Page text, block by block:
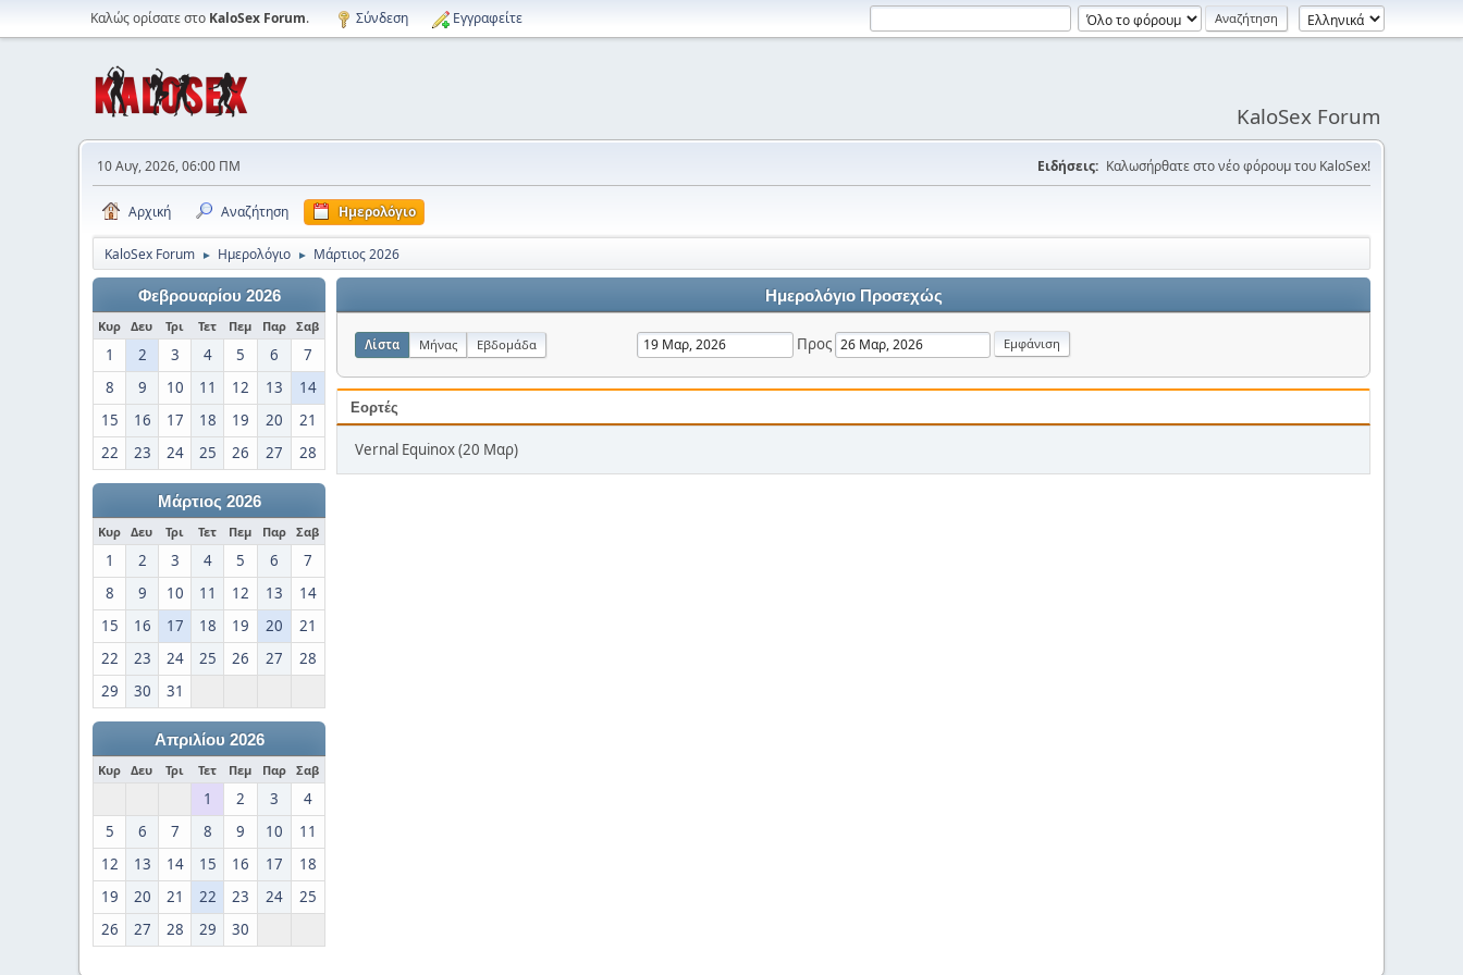
Καλώς ορίσατε στο KaloSex Forum. Σύνδεση Εγγραφείτε
KaloSex Forum
10 Αυγ, 2026, 06:00 ΠΜ Ειδήσεις: Καλωσήρθατε στο νέο φόρουμ του KaloSex!
Αρχική Αναζήτηση Ημερολόγιο
KaloSex Forum ► Ημερολόγιο ► Μάρτιος 2026
Φεβρουαρίου 2026
Κυρ Δευ Τρι Τετ Πεμ Παρ Σαβ
1 2 3 4 5 6
7
8
9 10 11 12 13
14
15
16 17 18 19 20
21
22
23 24 25 26 27 28
Μάρτιος 2026
Κυρ Δευ Τρι Τετ Πεμ Παρ Σαβ
1 2 3 4 5 6
7
8
9 10 11 12 13
14
15
16 17 18 19 20
21
22
23 24 25 26 27
28
29
30 31
Απριλίου 2026
Κυρ Δευ Τρι Τετ Πεμ Παρ Σαβ
1 2 3
4
5
6 7 8 9 10
11
12
13 14 15 16 17
18
19
20 21 22 23 24
25
26
27 28 29 30
Ημερολόγιο Προσεχώς
Λίστα Μήνας Εβδομάδα Προς
Εορτές
Vernal Equinox (20 Μαρ)